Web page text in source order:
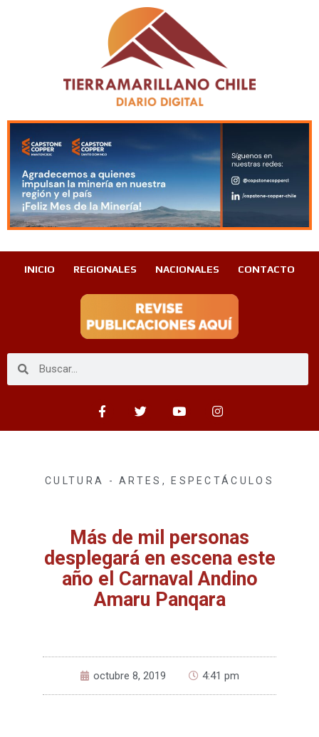
INICIO REGIONALES NACIONALES CONTACTO
CULTURA - ARTES ,ESPECTÁCULOS
Más de mil personas
desplegará en escena este
año el Carnaval Andino
Amaru Panqara
octubre 8, 2019 4:41 pm